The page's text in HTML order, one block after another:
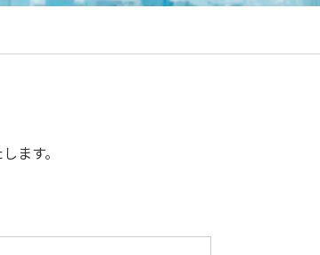
ます。